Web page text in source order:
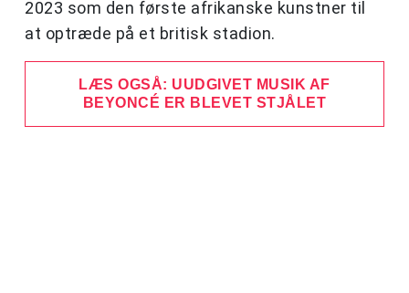
2023 som den første afrikanske kunstner til
at optræde på et britisk stadion.
LÆS OGSÅ: UUDGIVET MUSIK AF
BEYONCÉ ER BLEVET STJÅLET